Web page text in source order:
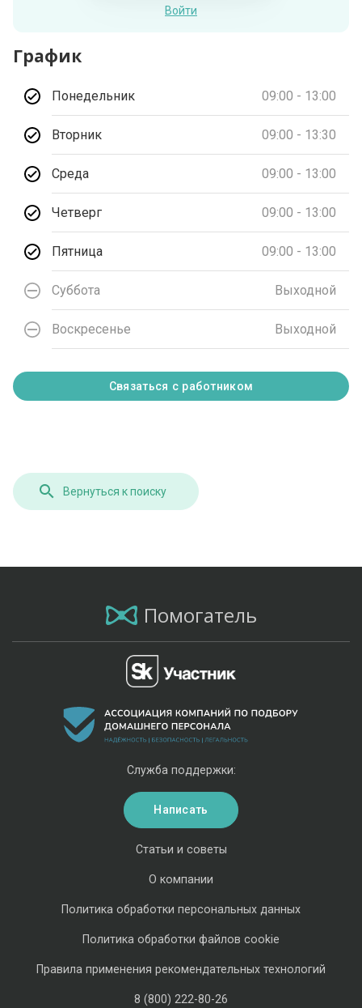
Войти
График
Понедельник 09:00 - 13:00
Вторник 09:00 - 13:30
Среда 09:00 - 13:00
Четверг 09:00 - 13:00
Пятница 09:00 - 13:00
Суббота Выходной
Воскресенье Выходной
Связаться с работником
Вернуться к поиску
Помогатель
Статьи и советы
О компании
Политика обработки персональных данных
Политика обработки файлов cookie
Правила применения рекомендательных технологий
8 (800) 222-80-26
Служба поддержки:
Написать